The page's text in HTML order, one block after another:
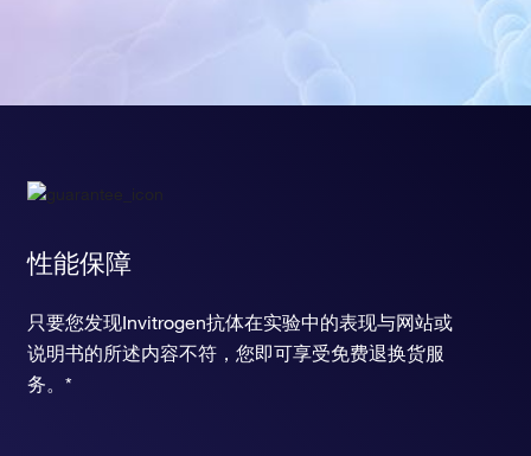
性能保障
只要您发现Invitrogen抗体在实验中的表现与网站或
说明书的所述内容不符，您即可享受免费退换货服
务。*